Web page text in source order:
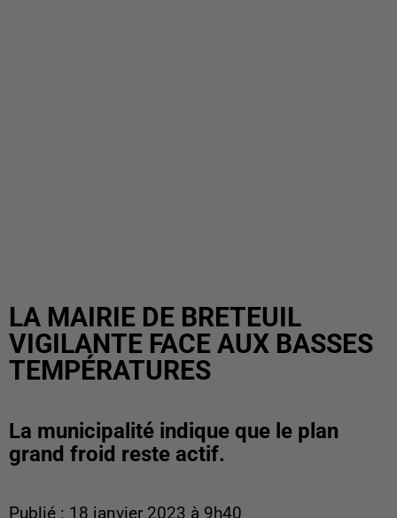
LA MAIRIE DE BRETEUIL
VIGILANTE FACE AUX BASSES
TEMPÉRATURES
La municipalité indique que le plan
grand froid reste actif.
Publié : 18 janvier 2023 à 9h40